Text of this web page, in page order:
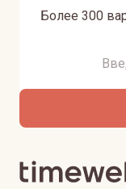
Более 300